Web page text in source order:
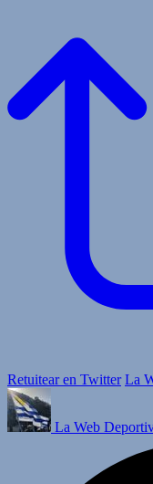
Retuitear en Twitter La
La Web